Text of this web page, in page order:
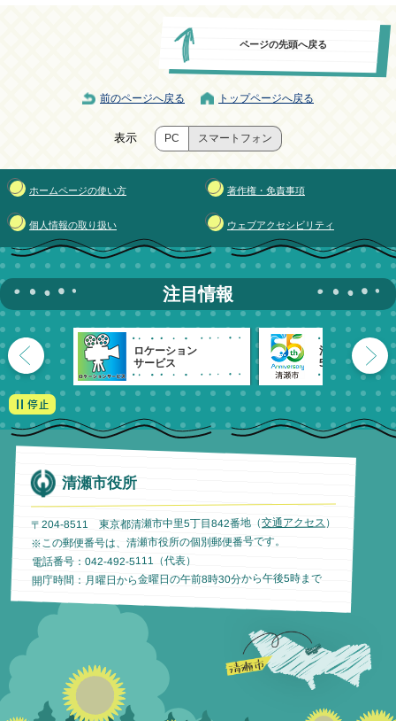
ページの先頭へ戻る
前のページへ戻る トップページへ戻る
表示 PC スマートフォン
ホームページの使い方 著作権・免責事項
個人情報の取り扱い ウェブアクセシビリティ
注目情報
ロケーション
サービス
清瀬市
55周年記念
清瀬市役所
〒204-8511 東京都清瀬市中里5丁目842番地（交通アクセス ）
※この郵便番号は、清瀬市役所の個別郵便番号です。
電話番号：042-492-5111（代表）
開庁時間：月曜日から金曜日の午前8時30分から午後5時まで